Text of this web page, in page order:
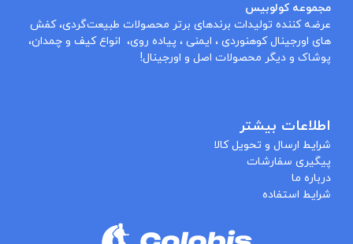
مجموعه کولوبیس
عرضه کننده تولیدات برندهای برتر محصولات طبیعت‌گردی، کفش
های اورجینال کوهنوردی ، ایمنی ، پیاده روی، انواع کیف و چمدان،
پوشاک و دیگر محصولات اصل و اورجینال!
اطلاعات بیشتر
شرایط ارسال و تحویل کالا
پیگیری سفارشات
درباره ما
شرایط استفاده